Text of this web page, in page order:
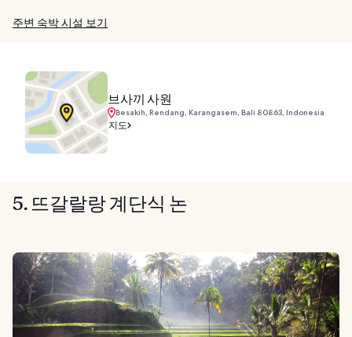
주변 숙박 시설 보기
브사끼 사원
Besakih, Rendang, Karangasem, Bali 80863, Indonesia
지도
5. 뜨갈랄랑 계단식 논